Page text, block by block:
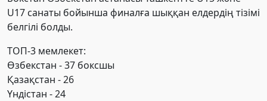
U17 санаты бойынша финалға шыққан елдердің тізімі
белгілі болды.
ТОП-3 мемлекет:
Өзбекстан - 37 боксшы
Қазақстан - 26
Үндістан - 24